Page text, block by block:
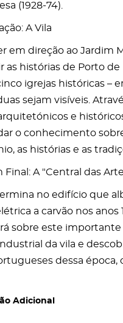
(1928-74).
A Vila
em direção ao Jardim
as histórias de Porto
igrejas históricas –
sejam visíveis.
e
o conhecimento
as histórias e as
Final: A "Central das
no edifício que
a carvão nos anos
sobre este
da vila e
dessa época,
Adicional